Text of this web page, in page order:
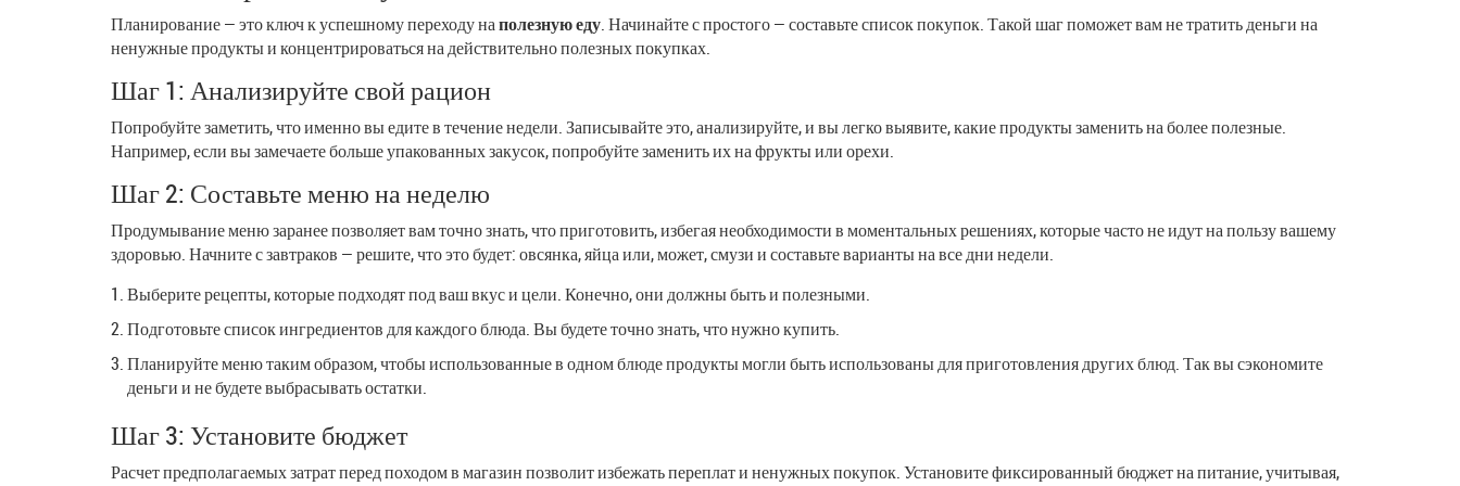
Планирование — это ключ к успешному переходу наполезную еду. Начинайте с простого — составьте список покупок. Такой шаг поможет вам не тратить деньги на
ненужные продукты и концентрироваться на действительно полезных покупках.
Шаг 1: Анализируйте свой рацион
Попробуйте заметить, что именно вы едите в течение недели. Записывайте это, анализируйте, и вы легко выявите, какие продукты заменить на более полезные.
Например, если вы замечаете больше упакованных закусок, попробуйте заменить их на фрукты или орехи.
Шаг 2: Составьте меню на неделю
Продумывание меню заранее позволяет вам точно знать, что приготовить, избегая необходимости в моментальных решениях, которые часто не идут на пользу вашему
здоровью. Начните с завтраков — решите, что это будет: овсянка, яйца или, может, смузи и составьте варианты на все дни недели.
Выберите рецепты, которые подходят под ваш вкус и цели. Конечно, они должны быть и полезными.
Подготовьте список ингредиентов для каждого блюда. Вы будете точно знать, что нужно купить.
Планируйте меню таким образом, чтобы использованные в одном блюде продукты могли быть использованы для приготовления других блюд. Так вы сэкономите
деньги и не будете выбрасывать остатки.
Шаг 3: Установите бюджет
Расчет предполагаемых затрат перед походом в магазин позволит избежать переплат и ненужных покупок. Установите фиксированный бюджет на питание, учитывая,